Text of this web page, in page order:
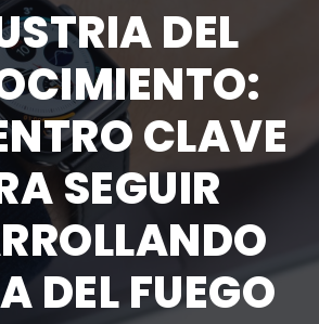
DEL
CLAVE
SEGUIR
DEL FUEGO